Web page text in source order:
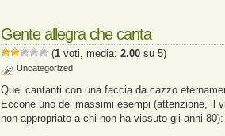
Gente allegra che canta
(1 voti, media: 2.00 su 5)
Uncategorized
Quei cantanti con una faccia da cazzo
Eccone uno dei massimi esempi (attenzione, il
non appropriato a chi non ha vissuto gli anni 80):